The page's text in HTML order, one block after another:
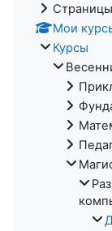
Мои
Курсы